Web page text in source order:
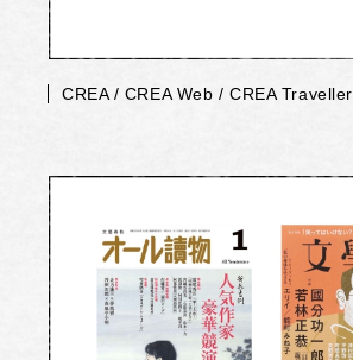
CREA / CREA Web / CREA Traveller